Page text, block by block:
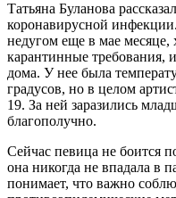
Татьяна Буланова
коронавирусной
недугом еще в мае месяце,
карантинные требования,
дома. У нее была
градусов, но в целом
19. За ней заразились
благополучно.
Сейчас певица не боится
она никогда не впадала в
понимает, что важно